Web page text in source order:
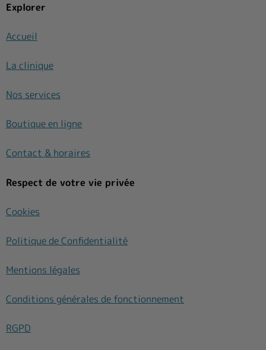
Explorer
Accueil
La clinique
Nos services
Boutique en ligne
Contact & horaires
Respect de votre vie privée
Cookies
Politique de Confidentialité
Mentions légales
Conditions générales de fonctionnement
RGPD